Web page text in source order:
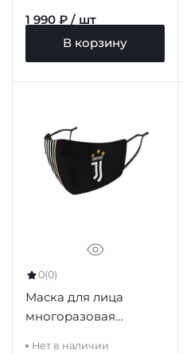
1 990 ₽ / шт
В корзину
0(0)
Маска для лица
многоразовая
Нет в наличии